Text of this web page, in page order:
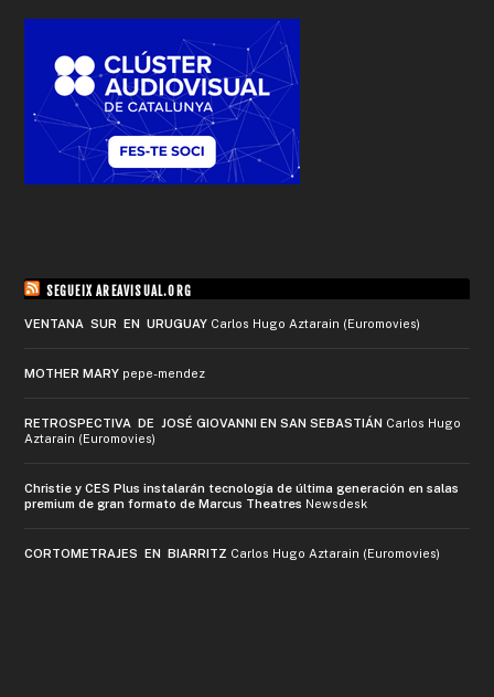
SEGUEIX AREAVISUAL.ORG
VENTANA SUR EN URUGUAY Carlos Hugo Aztarain (Euromovies)
MOTHER MARY pepe-mendez
RETROSPECTIVA DE JOSÉ GIOVANNI EN SAN SEBASTIÁN Carlos Hugo
Aztarain (Euromovies)
Christie y CES Plus instalarán tecnología de última generación en salas
premium de gran formato de Marcus Theatres Newsdesk
CORTOMETRAJES EN BIARRITZ Carlos Hugo Aztarain (Euromovies)